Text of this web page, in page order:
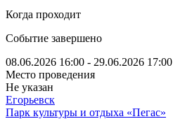
Когда проходит
Событие завершено
08.06.2026 16:00 - 29.06.2026 17:00
Место проведения
Не указан
Егорьевск
Парк культуры и отдыха «Пегас»